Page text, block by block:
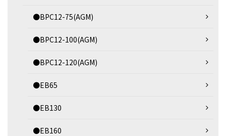
●BPC12-75(AGM)
●BPC12-100(AGM)
●BPC12-120(AGM)
●EB65
●EB130
●EB160